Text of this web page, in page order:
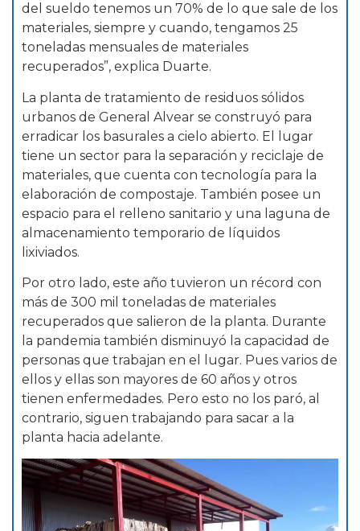
del sueldo tenemos un 70% de lo que sale de los
materiales, siempre y cuando, tengamos 25
toneladas mensuales de materiales
recuperados”, explica Duarte.
La planta de tratamiento de residuos sólidos
urbanos de General Alvear se construyó para
erradicar los basurales a cielo abierto. El lugar
tiene un sector para la separación y reciclaje de
materiales, que cuenta con tecnología para la
elaboración de compostaje. También posee un
espacio para el relleno sanitario y una laguna de
almacenamiento temporario de líquidos
lixiviados.
Por otro lado, este año tuvieron un récord con
más de 300 mil toneladas de materiales
recuperados que salieron de la planta. Durante
la pandemia también disminuyó la capacidad de
personas que trabajan en el lugar. Pues varios de
ellos y ellas son mayores de 60 años y otros
tienen enfermedades. Pero esto no los paró, al
contrario, siguen trabajando para sacar a la
planta hacia adelante.